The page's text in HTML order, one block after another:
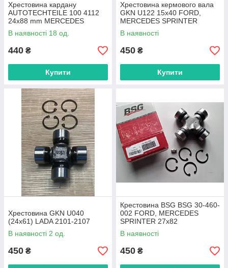
Хрестовина кардану
AUTOTECHTEILE 100 4112
24х88 mm MERCEDES
SPRINTER 06->,
VOLKSWAGEN CRAFTER
В наявності 18 од.
440 ₴
Купити
Хрестовина кермового вала
GKN U122 15x40 FORD,
MERCEDES SPRINTER
В наявності
450 ₴
Купити
Хрестовина GKN U040
(24x61) LADA 2101-2107
В наявності 2 од.
450 ₴
Крестовина BSG BSG 30-460-
002 FORD, MERCEDES
SPRINTER 27х82
В наявності
450 ₴